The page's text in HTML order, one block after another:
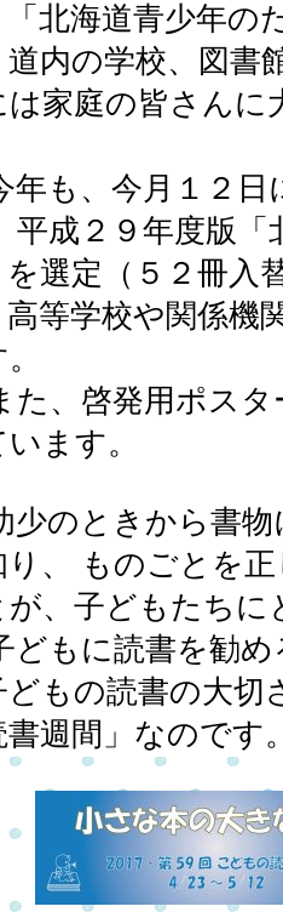
「北海道青少年の
道内の学校、図書
は家庭の皆さん
も、今月１２日
平成２９年度版
を選定（５２冊入
高等学校や関係機
、啓発用ポスタ
ます。
のときから書物
り、 ものごとを
が、子どもたち
もに読書を勧め
どもの読書の大
書週間」なのです